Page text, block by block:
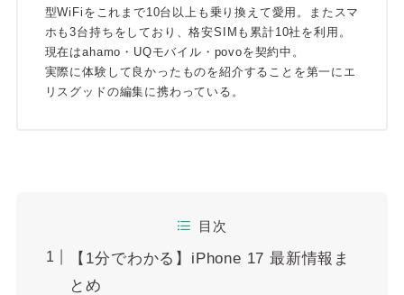
型WiFiをこれまで10台以上も乗り換えて愛用。またスマ
ホも3台持ちをしており、格安SIMも累計10社を利用。
現在はahamo・UQモバイル・povoを契約中。
実際に体験して良かったものを紹介することを第一にエ
リスグッドの編集に携わっている。
目次
【1分でわかる】iPhone 17 最新情報ま
とめ